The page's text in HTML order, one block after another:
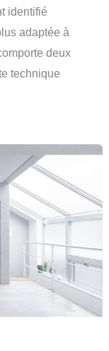
identifié
adaptée à
deux
technique